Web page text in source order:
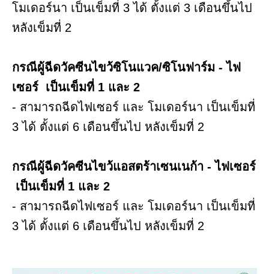
โมเดอร์นา เป็นเข็มที่ 3 ได้ ตั้งแต่ 3 เดือนขึ้นไป
หลังเข็มที่ 2
กรณีผู้ฉีดวัคซีนไขว้ซิโนแวค/ซิโนฟาร์ม - ไฟ
เซอร์ เป็นเข็มที่ 1 และ 2
- สามารถฉีดไฟเซอร์ และ โมเดอร์นา เป็นเข็มที่
3 ได้ ตั้งแต่ 6 เดือนขึ้นไป หลังเข็มที่ 2
กรณีผู้ฉีดวัคซีนไขว้แอสตร้าเซนเนก้า - ไฟเซอร์
เป็นเข็มที่ 1 และ 2
- สามารถฉีดไฟเซอร์ และ โมเดอร์นา เป็นเข็มที่
3 ได้ ตั้งแต่ 6 เดือนขึ้นไป หลังเข็มที่ 2